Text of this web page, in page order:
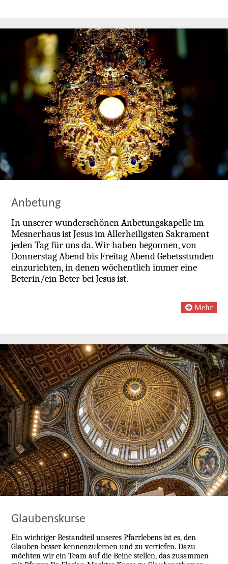
Anbetung
In unserer wunderschönen Anbetungskapelle im
Mesnerhaus ist Jesus im Allerheiligsten Sakrament
jeden Tag für uns da. Wir haben begonnen, von
Donnerstag Abend bis Freitag Abend Gebetsstunden
einzurichten, in denen wöchentlich immer eine
Beterin/ein Beter bei Jesus ist.
Mehr
Glaubenskurse
Ein wichtiger Bestandteil unseres Pfarrlebens ist es, den
Glauben besser kennenzulernen und zu vertiefen. Dazu
möchten wir ein Team auf die Beine stellen, das zusammen